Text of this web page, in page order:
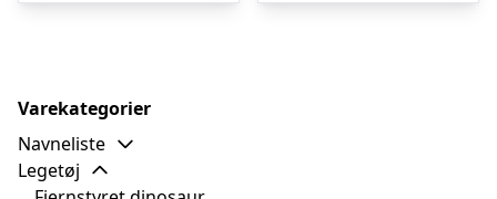
Varekategorier
Navneliste
Legetøj